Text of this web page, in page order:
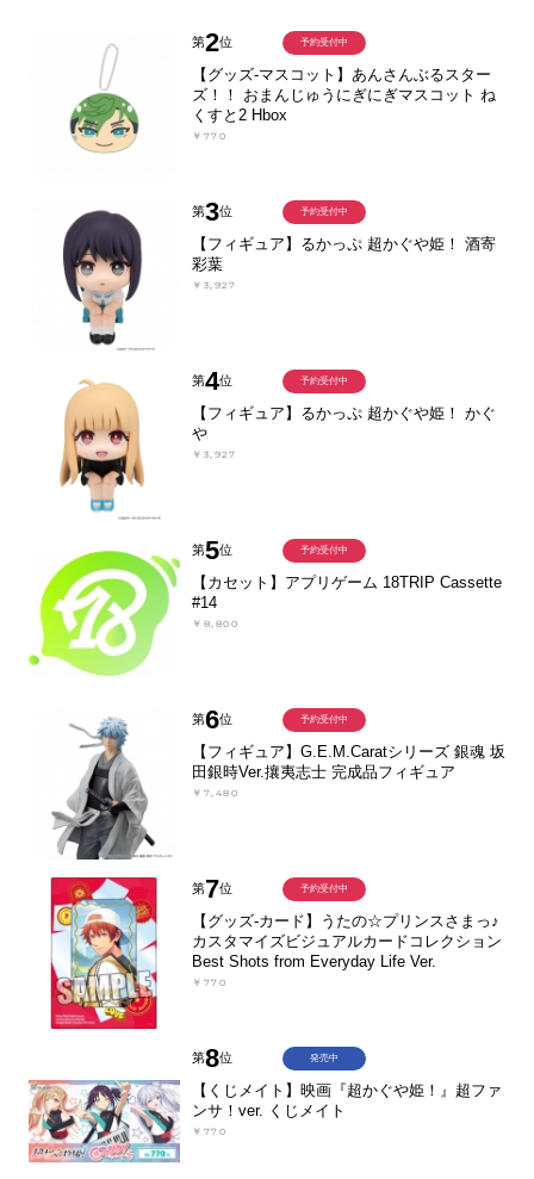
第2位
【グッズ-マスコット】あんさんぶるスター
ズ！！ おまんじゅうにぎにぎマスコット ね
くすと2 Hbox
￥770
予約受付中
第3位
【フィギュア】るかっぷ 超かぐや姫！ 酒寄
彩葉
￥3,927
予約受付中
第4位
【フィギュア】るかっぷ 超かぐや姫！ かぐ
や
￥3,927
予約受付中
第5位
【カセット】アプリゲーム 18TRIP Cassette
#14
￥8,800
予約受付中
第6位
【フィギュア】G.E.M.Caratシリーズ 銀魂 坂
田銀時Ver.攘夷志士 完成品フィギュア
￥7,480
予約受付中
第7位
【グッズ-カード】うたの☆プリンスさまっ♪
カスタマイズビジュアルカードコレクション
Best Shots from Everyday Life Ver.
￥770
予約受付中
第8位
【くじメイト】映画『超かぐや姫！』超ファ
ンサ！ver. くじメイト
￥770
発売中